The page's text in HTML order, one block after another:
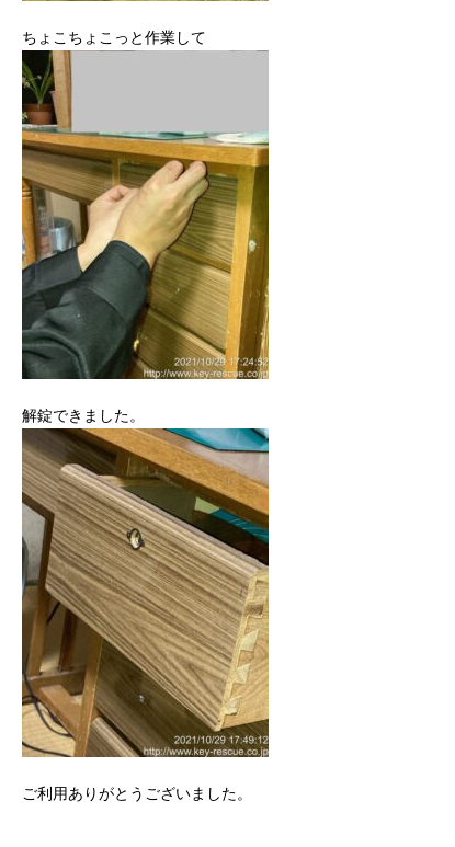
ちょこちょこっと作業して
解錠できました。
ご利用ありがとうございました。